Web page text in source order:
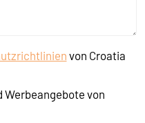
von Croatia
von